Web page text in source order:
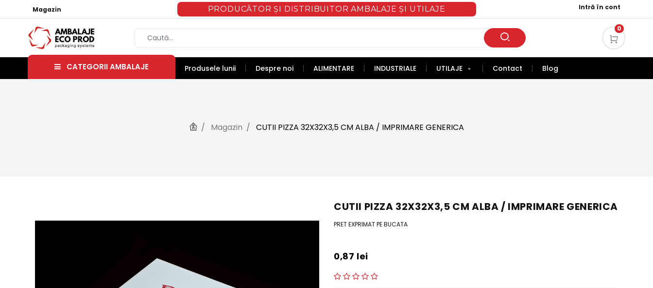
Magazin PRODUCĂTOR ȘI DISTRIBUITOR AMBALAJE ȘI UTILAJE Intră în cont
0
CATEGORII AMBALAJE Produsele lunii Despre noi ALIMENTARE INDUSTRIALE UTILAJE Contact Blog
Magazin CUTII PIZZA 32X32X3,5 CM ALBA / IMPRIMARE GENERICA
CUTII PIZZA 32X32X3,5 CM ALBA / IMPRIMARE GENERICA
PRET EXPRIMAT PE BUCATA
0,87 lei